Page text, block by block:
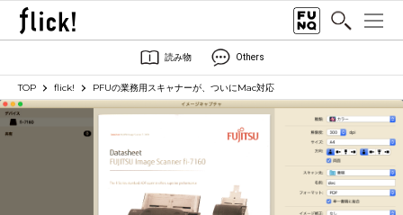
読み物 Others
TOP flick! PFUの業務用スキャナーが、ついにMac対応